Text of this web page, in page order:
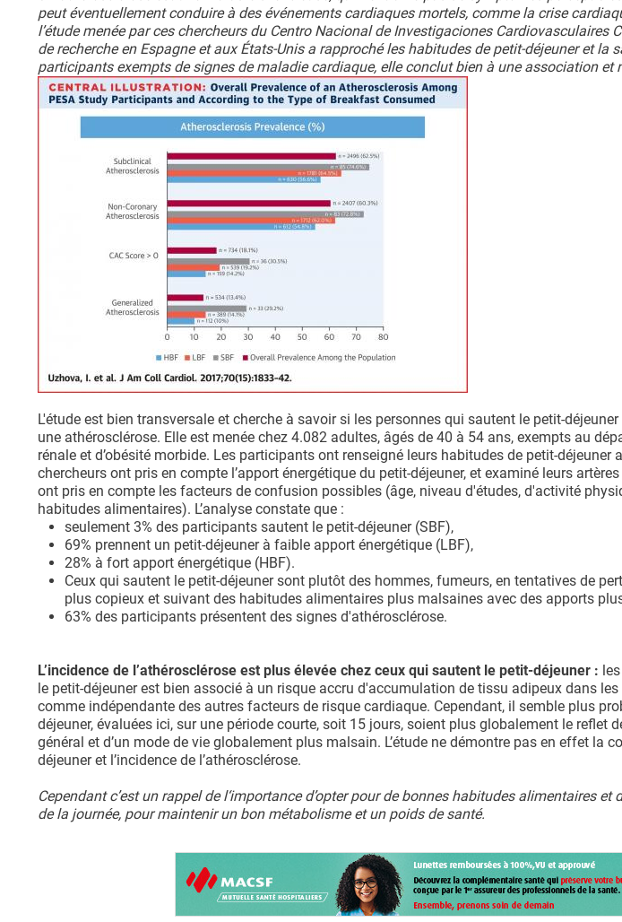
peut éventuellement conduire à des événements cardiaques mortels, comme la crise
l’étude menée par ces chercheurs du Centro Nacional de Investigaciones Cardiovasculaires
de recherche en Espagne et aux États-Unis a rapproché les habitudes de petit-déjeuner et la
participants exempts de signes de maladie cardiaque, elle conclut bien à une association et
L'étude est bien transversale et cherche à savoir si les personnes qui sautent le petit-
une athérosclérose. Elle est menée chez 4.082 adultes, âgés de 40 à 54 ans, exempts au
rénale et d’obésité morbide. Les participants ont renseigné leurs habitudes de petit-déjeuner
chercheurs ont pris en compte l’apport énergétique du petit-déjeuner, et examiné leurs
ont pris en compte les facteurs de confusion possibles (âge, niveau d'études, d'activité
habitudes alimentaires). L’analyse constate que :
seulement 3% des participants sautent le petit-déjeuner (SBF),
69% prennent un petit-déjeuner à faible apport énergétique (LBF),
28% à fort apport énergétique (HBF).
Ceux qui sautent le petit-déjeuner sont plutôt des hommes, fumeurs, en tentatives de
plus copieux et suivant des habitudes alimentaires plus malsaines avec des apports
63% des participants présentent des signes d'athérosclérose.
L’incidence de l’athérosclérose est plus élevée chez ceux qui sautent le petit-déjeuner :
le petit-déjeuner est bien associé à un risque accru d'accumulation de tissu adipeux dans
comme indépendante des autres facteurs de risque cardiaque. Cependant, il semble plus
déjeuner, évaluées ici, sur une période courte, soit 15 jours, soient plus globalement le reflet
général et d’un mode de vie globalement plus malsain. L’étude ne démontre pas en effet la
déjeuner et l’incidence de l’athérosclérose.
Cependant c’est un rappel de l‘importance d’opter pour de bonnes habitudes alimentaires
de la journée, pour maintenir un bon métabolisme et un poids de santé.